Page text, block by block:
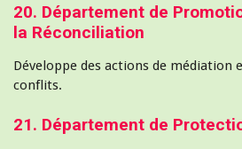
20. Département de
la Réconciliation
Développe des actions de médiation
conflits.
21. Département de